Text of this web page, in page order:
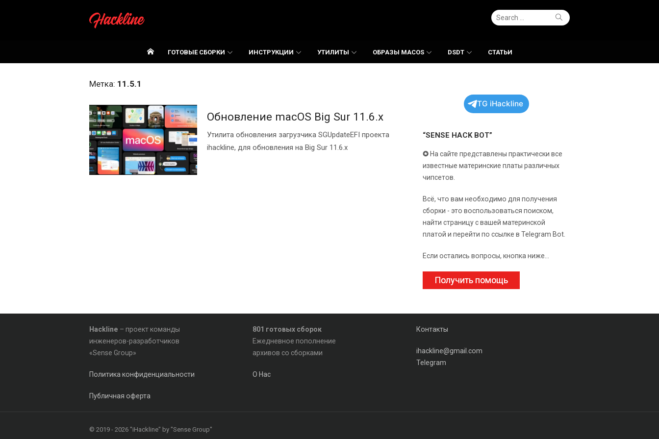
Search
for:
Search
ГОТОВЫЕ СБОРКИ ИНСТРУКЦИИ УТИЛИТЫ ОБРАЗЫ MACOS DSDT СТАТЬИ
Метка: 11.5.1
Обновление macOS Big Sur 11.6.x
Утилита обновления загрузчика SGUpdateEFI проекта
ihackline, для обновления на Big Sur 11.6.x
TG iHackline
“SENSE HACK BOT”
✪ На сайте представлены практически все
известные материнские платы различных
чипсетов.
Всё, что вам необходимо для получения
сборки - это воспользоваться поиском,
найти страницу с вашей материнской
платой и перейти по ссылке в Telegram Bot.
Если остались вопросы, кнопка ниже...
Получить помощь
Hackline – проект команды
инженеров-разработчиков
«Sense Group»
Политика конфиденциальности
Публичная оферта
801 готовых сборок
Ежедневное пополнение
архивов со сборками
О Нас
Контакты
ihackline@gmail.com
Telegram
© 2019 - 2026 "iHackline" by "Sense Group"